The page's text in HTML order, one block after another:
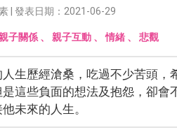
| 發表日期：2021-06-29
子關係、 親子互動、情緒、 悲觀
生歷經滄桑，吃過不少苦頭，
這些負面的想法及抱怨，卻
未來的人生。